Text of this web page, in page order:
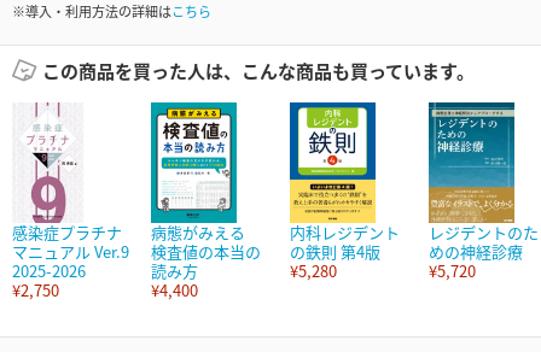
※導入・利用方法の詳細はこちら
この商品を買った人は、こんな商品も買っています。
感染症プラチナ
マニュアル Ver.9
2025-2026
¥2,750
病態がみえる
検査値の本当の
読み方
¥4,400
内科レジデント
の鉄則 第4版
¥5,280
レジデントのた
めの神経診療
¥5,720